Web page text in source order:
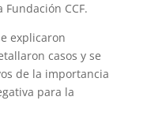
CCF.
explicaron
casos y se
de la importancia
para la